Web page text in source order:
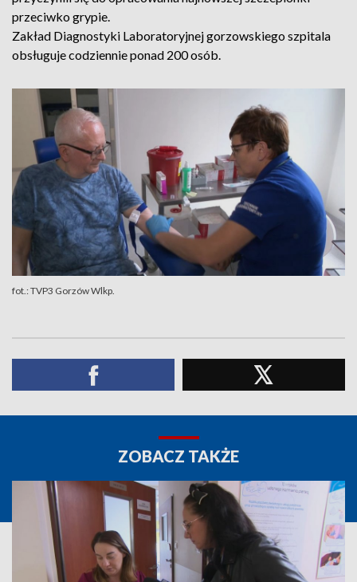
przeciwko grypie.
Zakład Diagnostyki Laboratoryjnej gorzowskiego szpitala
obsługuje codziennie ponad 200 osób.
fot.: TVP3 Gorzów Wlkp.
ZOBACZ TAKŻE